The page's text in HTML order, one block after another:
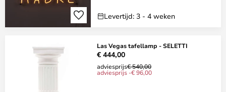
Levertijd: 3 - 4 weken
Las Vegas tafellamp - SELETTI
€ 444,00
adviesprijs€ 540,00
adviesprijs -€ 96,00